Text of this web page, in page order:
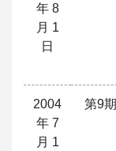
年 8
月 1
日
2004
年 7
月 1
第9期